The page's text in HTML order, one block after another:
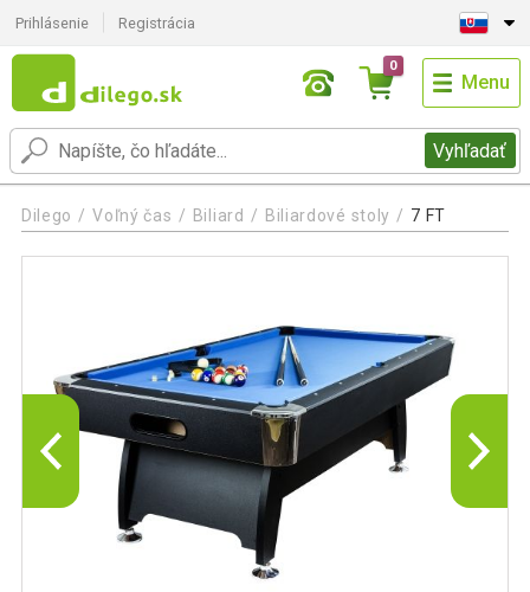
Prihlásenie Registrácia
Vyhľadať
0
Menu
Dilego Voľný čas Biliard Biliardové stoly 7 FT